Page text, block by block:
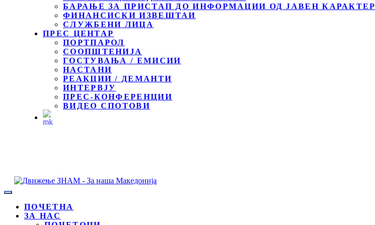
БАРАЊЕ ЗА ПРИСТАП ДО ИНФОРМАЦИИ ОД ЈАВЕН КАРАКТЕР
ФИНАНСИСКИ ИЗВЕШТАИ
СЛУЖБЕНИ ЛИЦА
ПРЕС ЦЕНТАР
ПОРТПАРОЛ
СООПШТЕНИЈА
ГОСТУВАЊА / ЕМИСИИ
НАСТАНИ
РЕАКЦИИ / ДЕМАНТИ
ИНТЕРВЈУ
ПРЕС-КОНФЕРЕНЦИИ
ВИДЕО СПОТОВИ
ПОЧЕТНА
ЗА НАС